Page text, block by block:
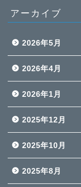
アーカイブ
2026年5月
2026年4月
2026年1月
2025年12月
2025年10月
2025年8月